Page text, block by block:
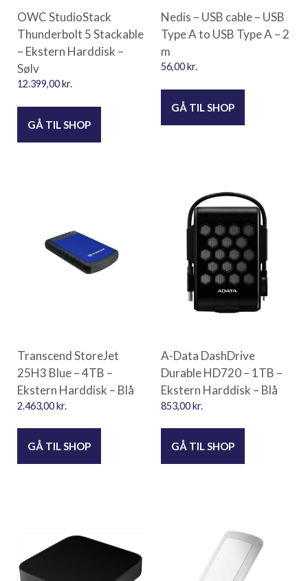
OWC StudioStack
Thunderbolt 5 Stackable
– Ekstern Harddisk –
Sølv
12.399,00kr.
GÅ TIL SHOP
Nedis – USB cable – USB
Type A to USB Type A – 2
m
56,00kr.
GÅ TIL SHOP
Transcend StoreJet
25H3 Blue – 4TB –
Ekstern Harddisk – Blå
2.463,00kr.
GÅ TIL SHOP
A-Data DashDrive
Durable HD720 – 1TB –
Ekstern Harddisk – Blå
853,00kr.
GÅ TIL SHOP